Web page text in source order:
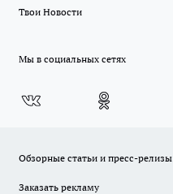
Твои Новости
Мы в социальных сетях
Обзорные статьи и пресс-релизы
Заказать рекламу